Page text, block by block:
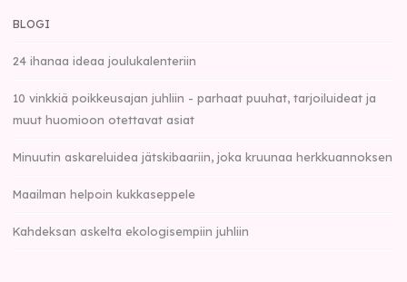
BLOGI
24 ihanaa ideaa joulukalenteriin
10 vinkkiä poikkeusajan juhliin - parhaat puuhat, tarjoiluideat ja
muut huomioon otettavat asiat
Minuutin askareluidea jätskibaariin, joka kruunaa herkkuannoksen
Maailman helpoin kukkaseppele
Kahdeksan askelta ekologisempiin juhliin